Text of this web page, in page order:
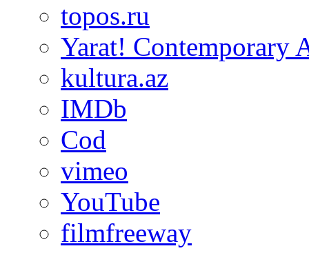
topos.ru
Yarat! Contemporary
kultura.az
IMDb
Cod
vimeo
YouTube
filmfreeway